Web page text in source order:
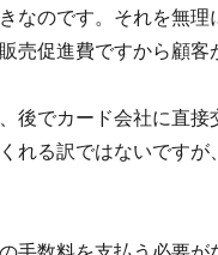
なのです。それを無
売促進費ですから顧客
後でカード会社に直
れる訳ではないです